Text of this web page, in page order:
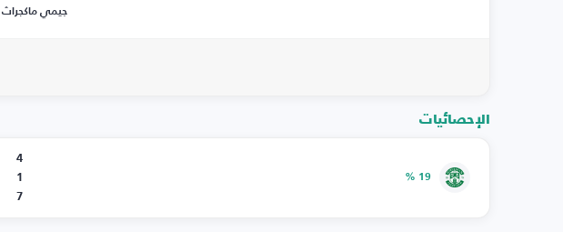
جيمي ماكجراث
الإحصائيات
19 %
4
1
7